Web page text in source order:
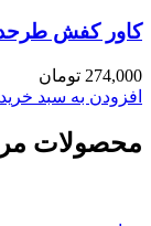
کاور کفش
274,000 تومان
افزودن به سبد خرید
محصولات